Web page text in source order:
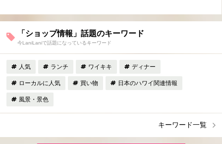
「ショップ情報」話題のキーワード
今LaniLaniで話題になっているキーワード
人気 ランチ ワイキキ ディナー
ローカルに人気 買い物 日本のハワイ関連情報
風景・景色
キーワード一覧